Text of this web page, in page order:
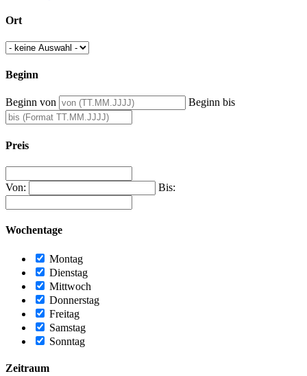
Ort
Beginn
Beginn von Beginn bis
Preis
Von: Bis:
Wochentage
Montag
Dienstag
Mittwoch
Donnerstag
Freitag
Samstag
Sonntag
Zeitraum